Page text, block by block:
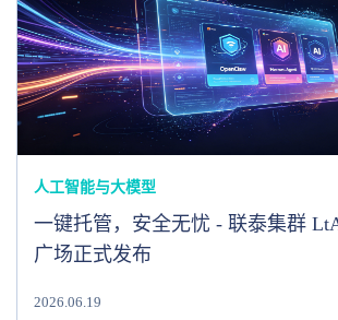
人工智能与大模型
一键托管，安全无忧 - 联泰集群
广场正式发布
2026.06.19